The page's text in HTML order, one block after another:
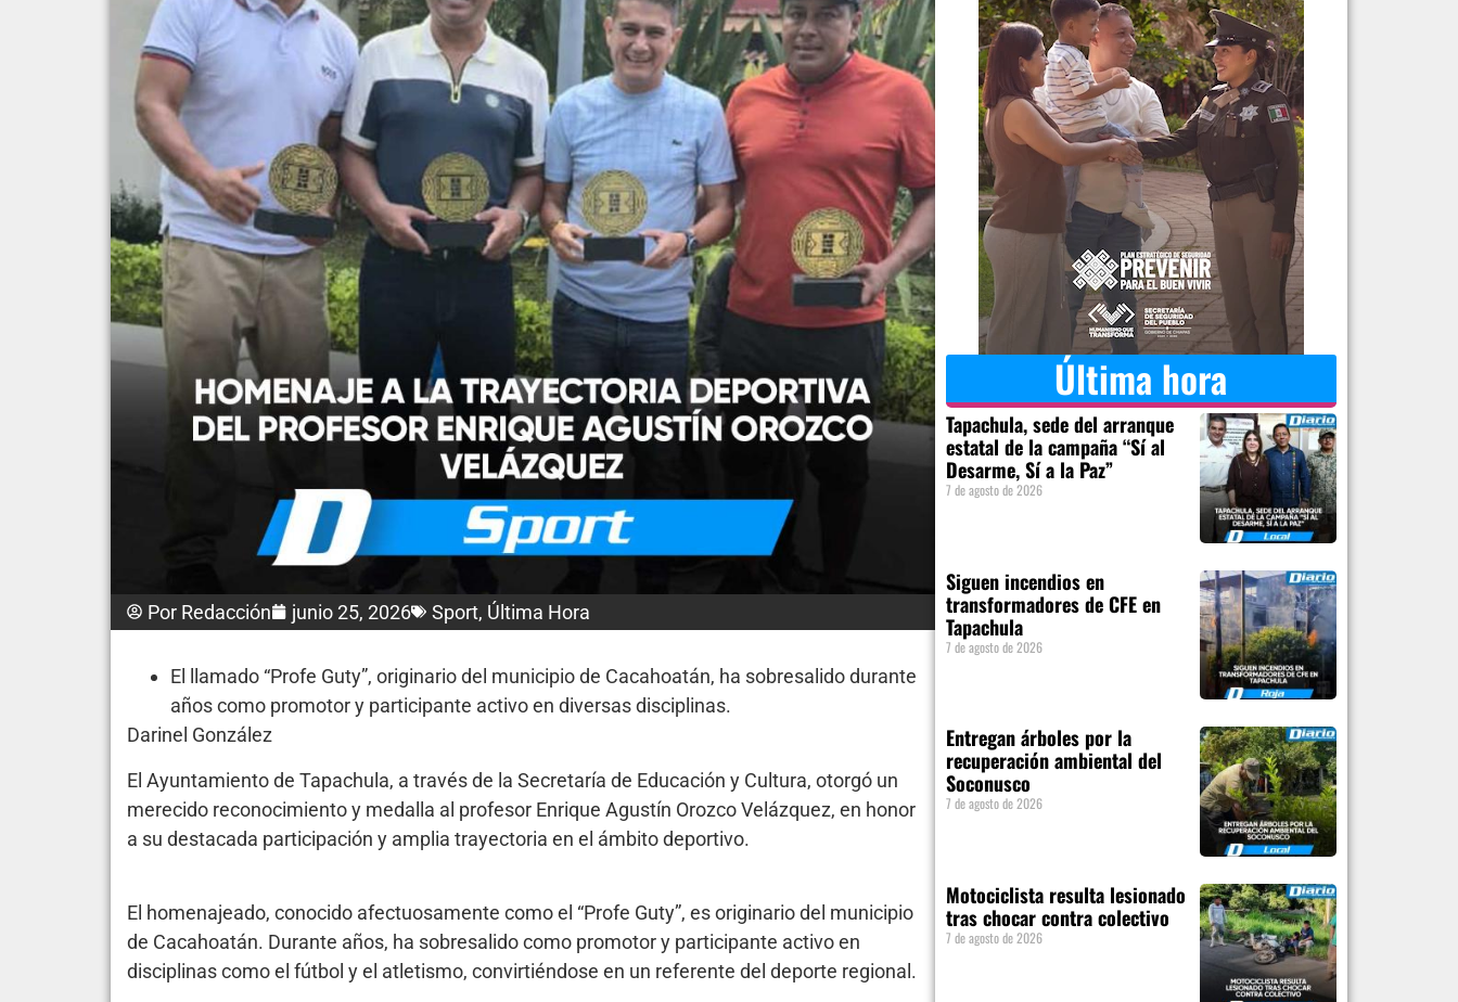
Por Redacción junio 25, 2026 Sport, Última Hora
El llamado “Profe Guty”, originario del municipio de Cacahoatán, ha sobresalido durante
años como promotor y participante activo en diversas disciplinas.
Darinel González
El Ayuntamiento de Tapachula, a través de la Secretaría de Educación y Cultura, otorgó un
merecido reconocimiento y medalla al profesor Enrique Agustín Orozco Velázquez, en honor
a su destacada participación y amplia trayectoria en el ámbito deportivo.
El homenajeado, conocido afectuosamente como el “Profe Guty”, es originario del municipio
de Cacahoatán. Durante años, ha sobresalido como promotor y participante activo en
disciplinas como el fútbol y el atletismo, convirtiéndose en un referente del deporte regional.
Última hora
Tapachula, sede del arranque
estatal de la campaña “Sí al
Desarme, Sí a la Paz”
7 de agosto de 2026
Siguen incendios en
transformadores de CFE en
Tapachula
7 de agosto de 2026
Entregan árboles por la
recuperación ambiental del
Soconusco
7 de agosto de 2026
Motociclista resulta lesionado
tras chocar contra colectivo
7 de agosto de 2026